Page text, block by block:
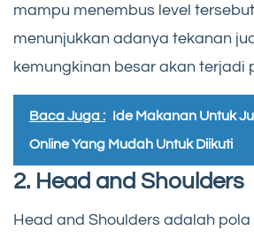
mampu menembus level
menunjukkan adanya tekanan
kemungkinan besar akan terjadi
Baca Juga : Ide Makanan Untuk
Online Yang Mudah Untuk Diikuti
2. Head and Shoulders
Head and Shoulders adalah